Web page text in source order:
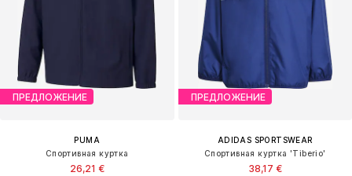
ПРЕДЛОЖЕНИЕ
PUMA
Спортивная куртка
26,21 €
ПРЕДЛОЖЕНИЕ
ADIDAS SPORTSWEAR
Спортивная куртка 'Tiberio'
38,17 €